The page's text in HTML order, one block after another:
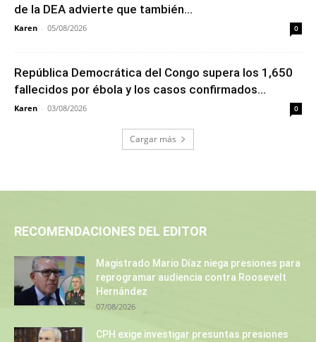
de la DEA advierte que también...
Karen - 05/08/2026 0
República Democrática del Congo supera los 1,650
fallecidos por ébola y los casos confirmados...
Karen - 03/08/2026 0
Cargar más
RECOMENDACIONES DEL EDITOR
Magistrado Mario Díaz niega presiones para
reprogramar audiencia contra Roosevelt
Hernández
07/08/2026
CPH exige investigar presuntas presiones